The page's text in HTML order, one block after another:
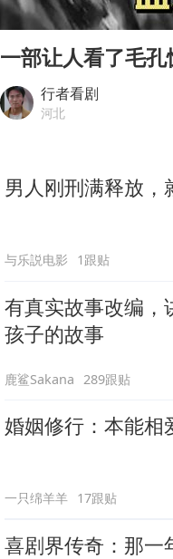
首
东
“深
00:00
一部让人看了毛
行者看剧
河北
男人刚刑满释放，
与乐説电影 1跟贴
有真实故事改编，
孩子的故事
鹿鲨Sakana 289跟贴
婚姻修行：本能相
一只绵羊羊 17跟贴
喜剧界传奇：那一